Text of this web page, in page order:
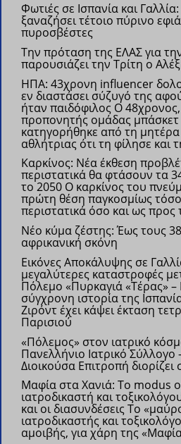
Φωτιές σε Ισπανία και
ξαναζήσει τέτοιο πύρινο
πυροσβέστες
Την πρόταση της ΕΛΑΣ για
παρουσιάζει την Τρίτη ο
ΗΠΑ: 43χρονη influencer
εν διαστάσει σύζυγό της
ήταν παιδόφιλος Ο
προπονητής ομάδας μπάσκετ
κατηγορήθηκε από τη
αθλήτριας ότι τη φίλησε και
Καρκίνος: Νέα έκθεση
περιστατικά θα φτάσουν τα
το 2050 Ο καρκίνος του
πρώτη θέση παγκοσμίως
περιστατικά όσο και ως
Νέο κύμα ζέστης: Έως τους
αφρικανική σκόνη
Εικόνες Αποκάλυψης σε
μεγαλύτερες καταστροφές
Πόλεμο «Πυρκαγιά «Τέρας»
σύγχρονη ιστορία της
Ζιρόντ έχει κάψει έκταση
Παρισιού
«Πόλεμος» στον ιατρικό
Πανελλήνιο Ιατρικό
Διοικούσα Επιτροπή
Μαφία στα Χανιά: Το modus
ιατροδικαστή και
και οι διασυνδέσειςΤο
ιατροδικαστής και
αμοιβής, για χάρη της